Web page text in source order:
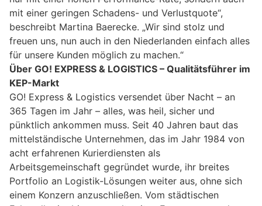
mit einer geringen Schadens- und Verlustquote“,
beschreibt Martina Baerecke. „Wir sind stolz und
freuen uns, nun auch in den Niederlanden einfach alles
für unsere Kunden möglich zu machen.“
Über GO! EXPRESS & LOGISTICS – Qualitätsführer im
KEP-Markt
GO! Express & Logistics versendet über Nacht – an
365 Tagen im Jahr – alles, was heil, sicher und
pünktlich ankommen muss. Seit 40 Jahren baut das
mittelständische Unternehmen, das im Jahr 1984 von
acht erfahrenen Kurierdiensten als
Arbeitsgemeinschaft gegründet wurde, ihr breites
Portfolio an Logistik-Lösungen weiter aus, ohne sich
einem Konzern anzuschließen. Vom städtischen